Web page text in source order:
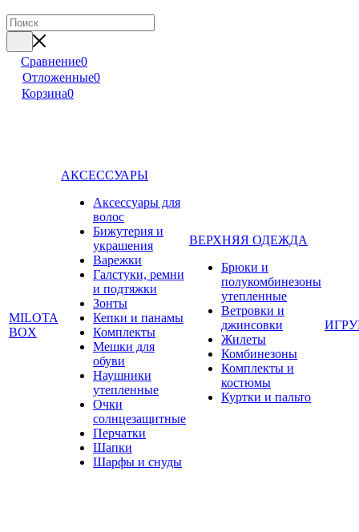
Сравнение0
Отложенные0
Корзина0
MILOTA
BOX
АКСЕССУАРЫ
Аксессуары для
волос
Бижутерия и
украшения
Варежки
Галстуки, ремни
и подтяжки
Зонты
Кепки и панамы
Комплекты
Мешки для
обуви
Наушники
утепленные
Очки
солнцезащитные
Перчатки
Шапки
Шарфы и снуды
ВЕРХНЯЯ ОДЕЖДА
Брюки и
полукомбинезоны
утепленные
Ветровки и
джинсовки
Жилеты
Комбинезоны
Комплекты и
костюмы
Куртки и пальто